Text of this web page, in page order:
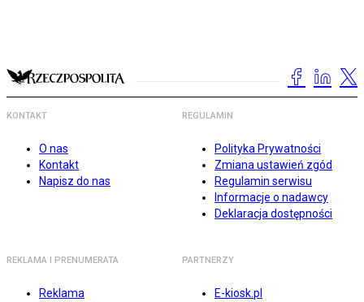
KONTAKT
O nas
Kontakt
Napisz do nas
REGULAMIN
Polityka Prywatności
Zmiana ustawień zgód
Regulamin serwisu
Informacje o nadawcy
Deklaracja dostępności
REKLAMA I PRENUMERATA
Reklama
PARTNERZY
E-kiosk.pl